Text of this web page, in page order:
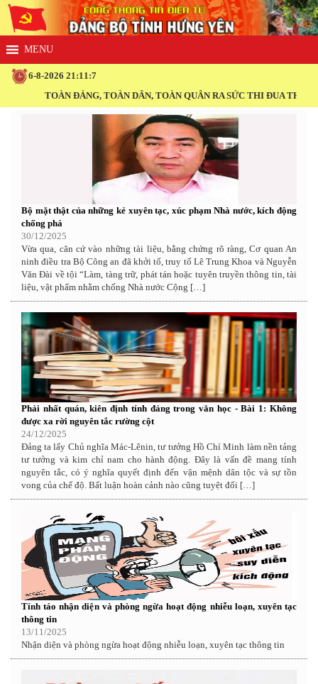
6-8-2026 21:11:7
TOÀN ĐẢNG, TOÀN DÂN, TOÀN QUÂN RA SỨC THI ĐUA THỰC HIỆN
Bộ mặt thật của những kẻ xuyên tạc, xúc phạm Nhà nước, kích động
chống phá
30/12/2025
Vừa qua, căn cứ vào những tài liệu, bằng chứng rõ ràng, Cơ quan An
ninh điều tra Bộ Công an đã khởi tố, truy tố Lê Trung Khoa và Nguyễn
Văn Đài về tội “Làm, tàng trữ, phát tán hoặc tuyên truyền thông tin, tài
liệu, vật phẩm nhằm chống Nhà nước Cộng […]
Phải nhất quán, kiên định tính đảng trong văn học - Bài 1: Không
được xa rời nguyên tắc rường cột
24/12/2025
Đảng ta lấy Chủ nghĩa Mác-Lênin, tư tưởng Hồ Chí Minh làm nền tảng
tư tưởng và kim chỉ nam cho hành động. Đây là vấn đề mang tính
nguyên tắc, có ý nghĩa quyết định đến vận mệnh dân tộc và sự tồn
vong của chế độ. Bất luận hoàn cảnh nào cũng tuyệt đối […]
Tỉnh táo nhận diện và phòng ngừa hoạt động nhiễu loạn, xuyên tạc
thông tin
13/11/2025
Nhận diện và phòng ngừa hoạt động nhiễu loạn, xuyên tạc thông tin